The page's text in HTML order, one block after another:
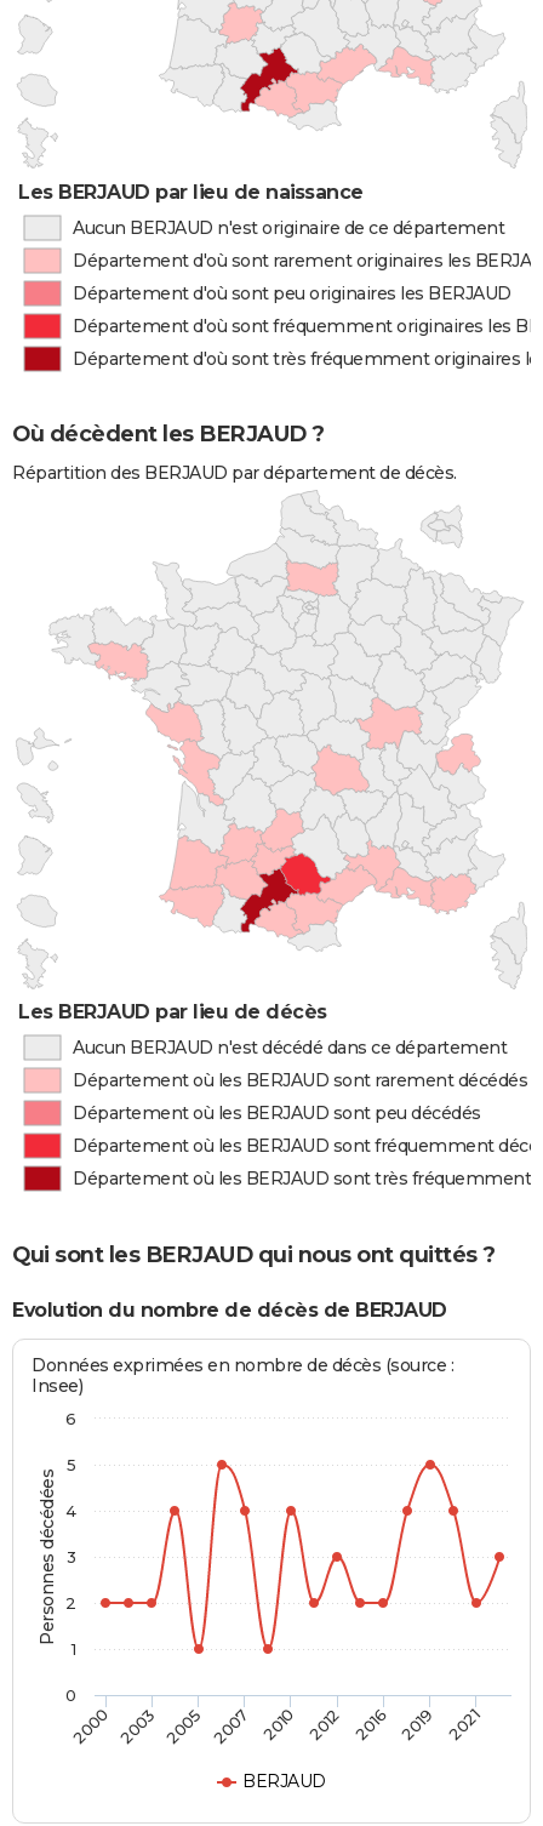
Les BERJAUD par lieu de naissance
Aucun BERJAUD n'est originaire de ce département
Département d'où sont rarement originaires les
Département d'où sont peu originaires les BERJAUD
Département d'où sont fréquemment originaires les
Département d'où sont très fréquemment originaires
Où décèdent les BERJAUD ?
Répartition des BERJAUD par département de décès.
Les BERJAUD par lieu de décès
Aucun BERJAUD n'est décédé dans ce département
Département où les BERJAUD sont rarement décédés
Département où les BERJAUD sont peu décédés
Département où les BERJAUD sont fréquemment
Département où les BERJAUD sont très fréquemment
Qui sont les BERJAUD qui nous ont quittés ?
Evolution du nombre de décès de BERJAUD
Personnes décédées
Données exprimées en nombre de décès (source :
Insee)
BERJAUD
2000 2003 2005 2007 2010 2012 2016 2019 2021
0
1
2
3
4
5
6